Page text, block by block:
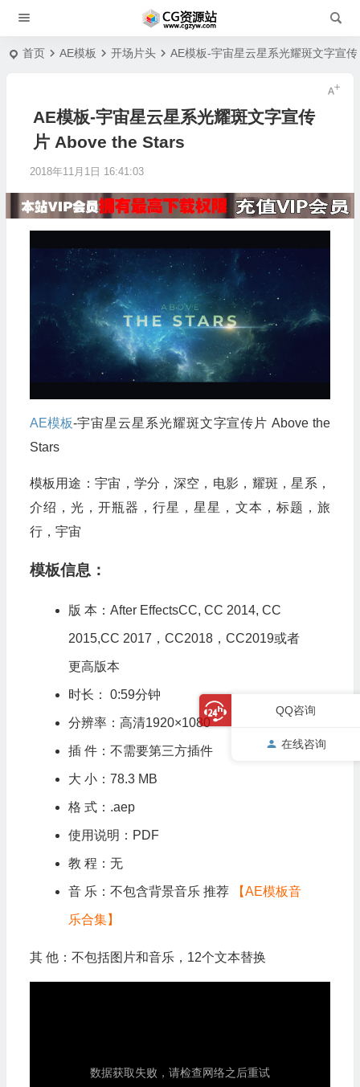
首页 AE模板 开场片头 AE模板-宇宙星云星系光耀斑文字宣
AE模板-宇宙星云星系光耀斑文字宣传
片 Above the Stars
2018年11月1日 16:41:03
AE模板-宇宙星云星系光耀斑文字宣传片 Above the
Stars
模板用途：宇宙，学分，深空，电影，耀斑，星系，
介绍，光，开瓶器，行星，星星，文本，标题，旅
行，宇宙
模板信息：
版 本：After EffectsCC, CC 2014, CC
2015,CC 2017，CC2018，CC2019或者
更高版本
时长： 0:59分钟
分辨率：高清1920×1080
插 件：不需要第三方插件
大 小：78.3 MB
格 式：.aep
使用说明：PDF
教 程：无
音 乐：不包含背景音乐 推荐 【AE模板音
乐合集】
其 他：不包括图片和音乐，12个文本替换
QQ咨询
在线咨询